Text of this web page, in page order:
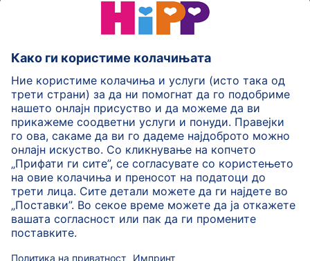
HiPP Млечни формули
HiPP Храна за бебиња
HiPP за деца
HiPP Нега за кожа
HiPP Бременост
Политика на приватност
Услови на користење
Импринт
Повеќе за HiPP Контакт